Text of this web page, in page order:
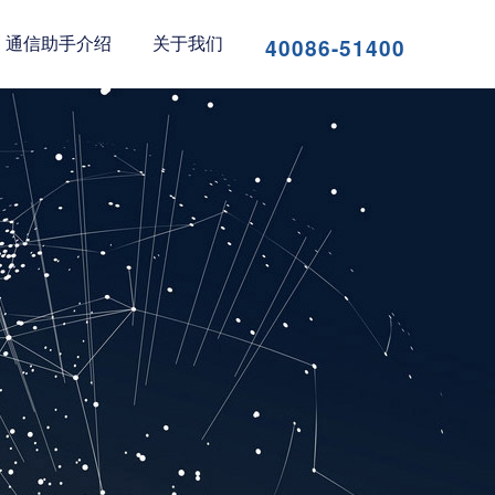
40086-51400
通信助手介绍 关于我们